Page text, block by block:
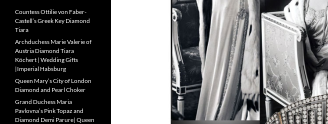
Countess Ottilie von Faber-
Castell’s Greek Key Diamond
Tiara
Archduchess Marie Valerie of
Austria Diamond Tiara
Köchert | Wedding Gifts
|Imperial Habsburg
Queen Mary’s City of London
Diamond and Pearl Choker
Grand Duchess Maria
Pavlovna’s Pink Topaz and
Diamond Demi Parure| Queen